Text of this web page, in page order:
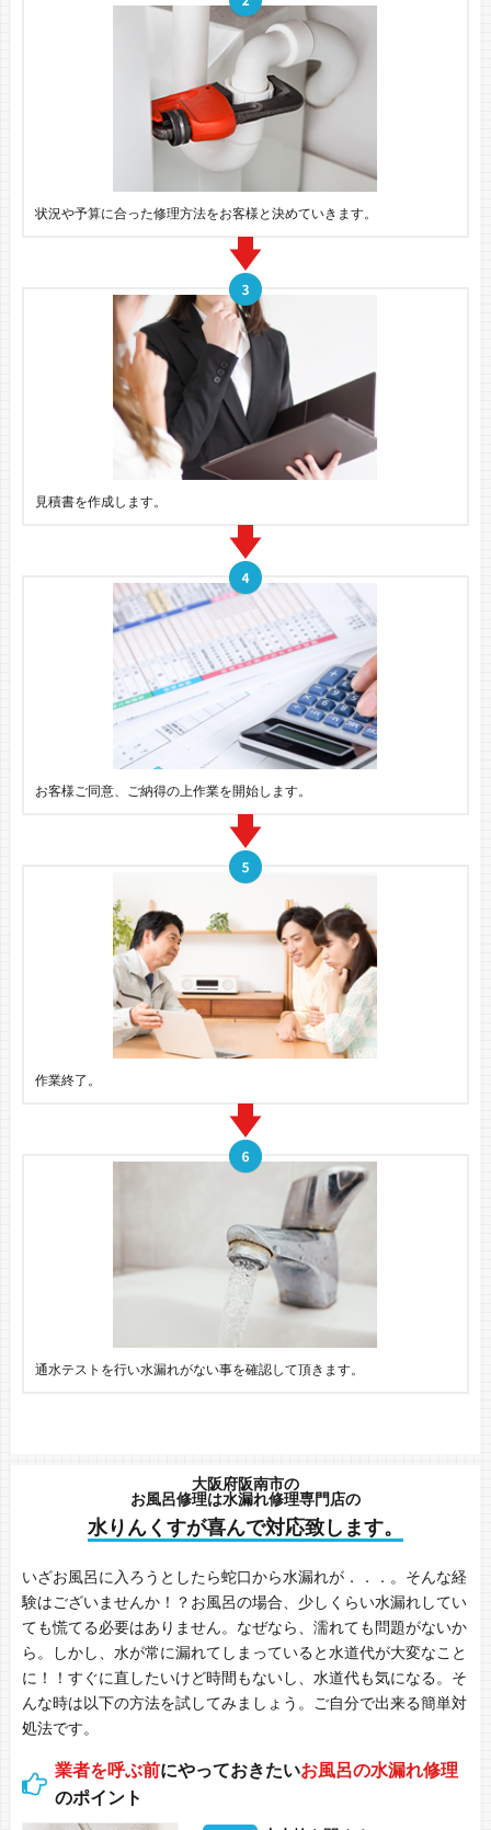
状況や予算に合った修理方法をお客様と決めていきます。
見積書を作成します。
お客様ご同意、ご納得の上作業を開始します。
作業終了。
通水テストを行い水漏れがない事を確認して頂きます。
大阪府阪南市の
お風呂修理は水漏れ修理専門店の
水りんくすが喜んで対応致します。
いざお風呂に入ろうとしたら蛇口から水漏れが．．．。そんな経
験はございませんか！？お風呂の場合、少しくらい水漏れしてい
ても慌てる必要はありません。なぜなら、濡れても問題がないか
ら。しかし、水が常に漏れてしまっていると水道代が大変なこと
に！！すぐに直したいけど時間もないし、水道代も気になる。そ
んな時は以下の方法を試してみましょう。ご自分で出来る簡単対
処法です。
業者を呼ぶ前にやっておきたいお風呂の水漏れ修理
のポイント